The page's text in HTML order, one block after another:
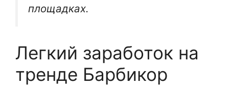
площадках.
Легкий заработок на
тренде Барбикор